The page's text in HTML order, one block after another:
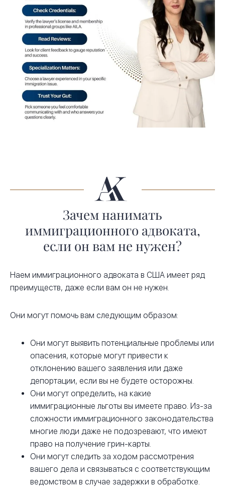
Зачем нанимать
иммиграционного адвоката,
если он вам не нужен?
Наем иммиграционного адвоката в США имеет ряд
преимуществ, даже если вам он не нужен.
Они могут помочь вам следующим образом:
Они могут выявить потенциальные проблемы или
опасения, которые могут привести к
отклонению вашего заявления или даже
депортации, если вы не будете осторожны.
Они могут определить, на какие
иммиграционные льготы вы имеете право. Из-за
сложности иммиграционного законодательства
многие люди даже не подозревают, что имеют
право на получение грин-карты.
Они могут следить за ходом рассмотрения
вашего дела и связываться с соответствующим
ведомством в случае задержки в обработке.